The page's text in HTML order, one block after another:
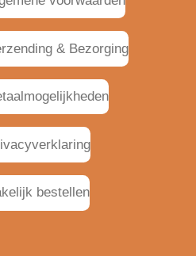
& Bezorging
bestellen